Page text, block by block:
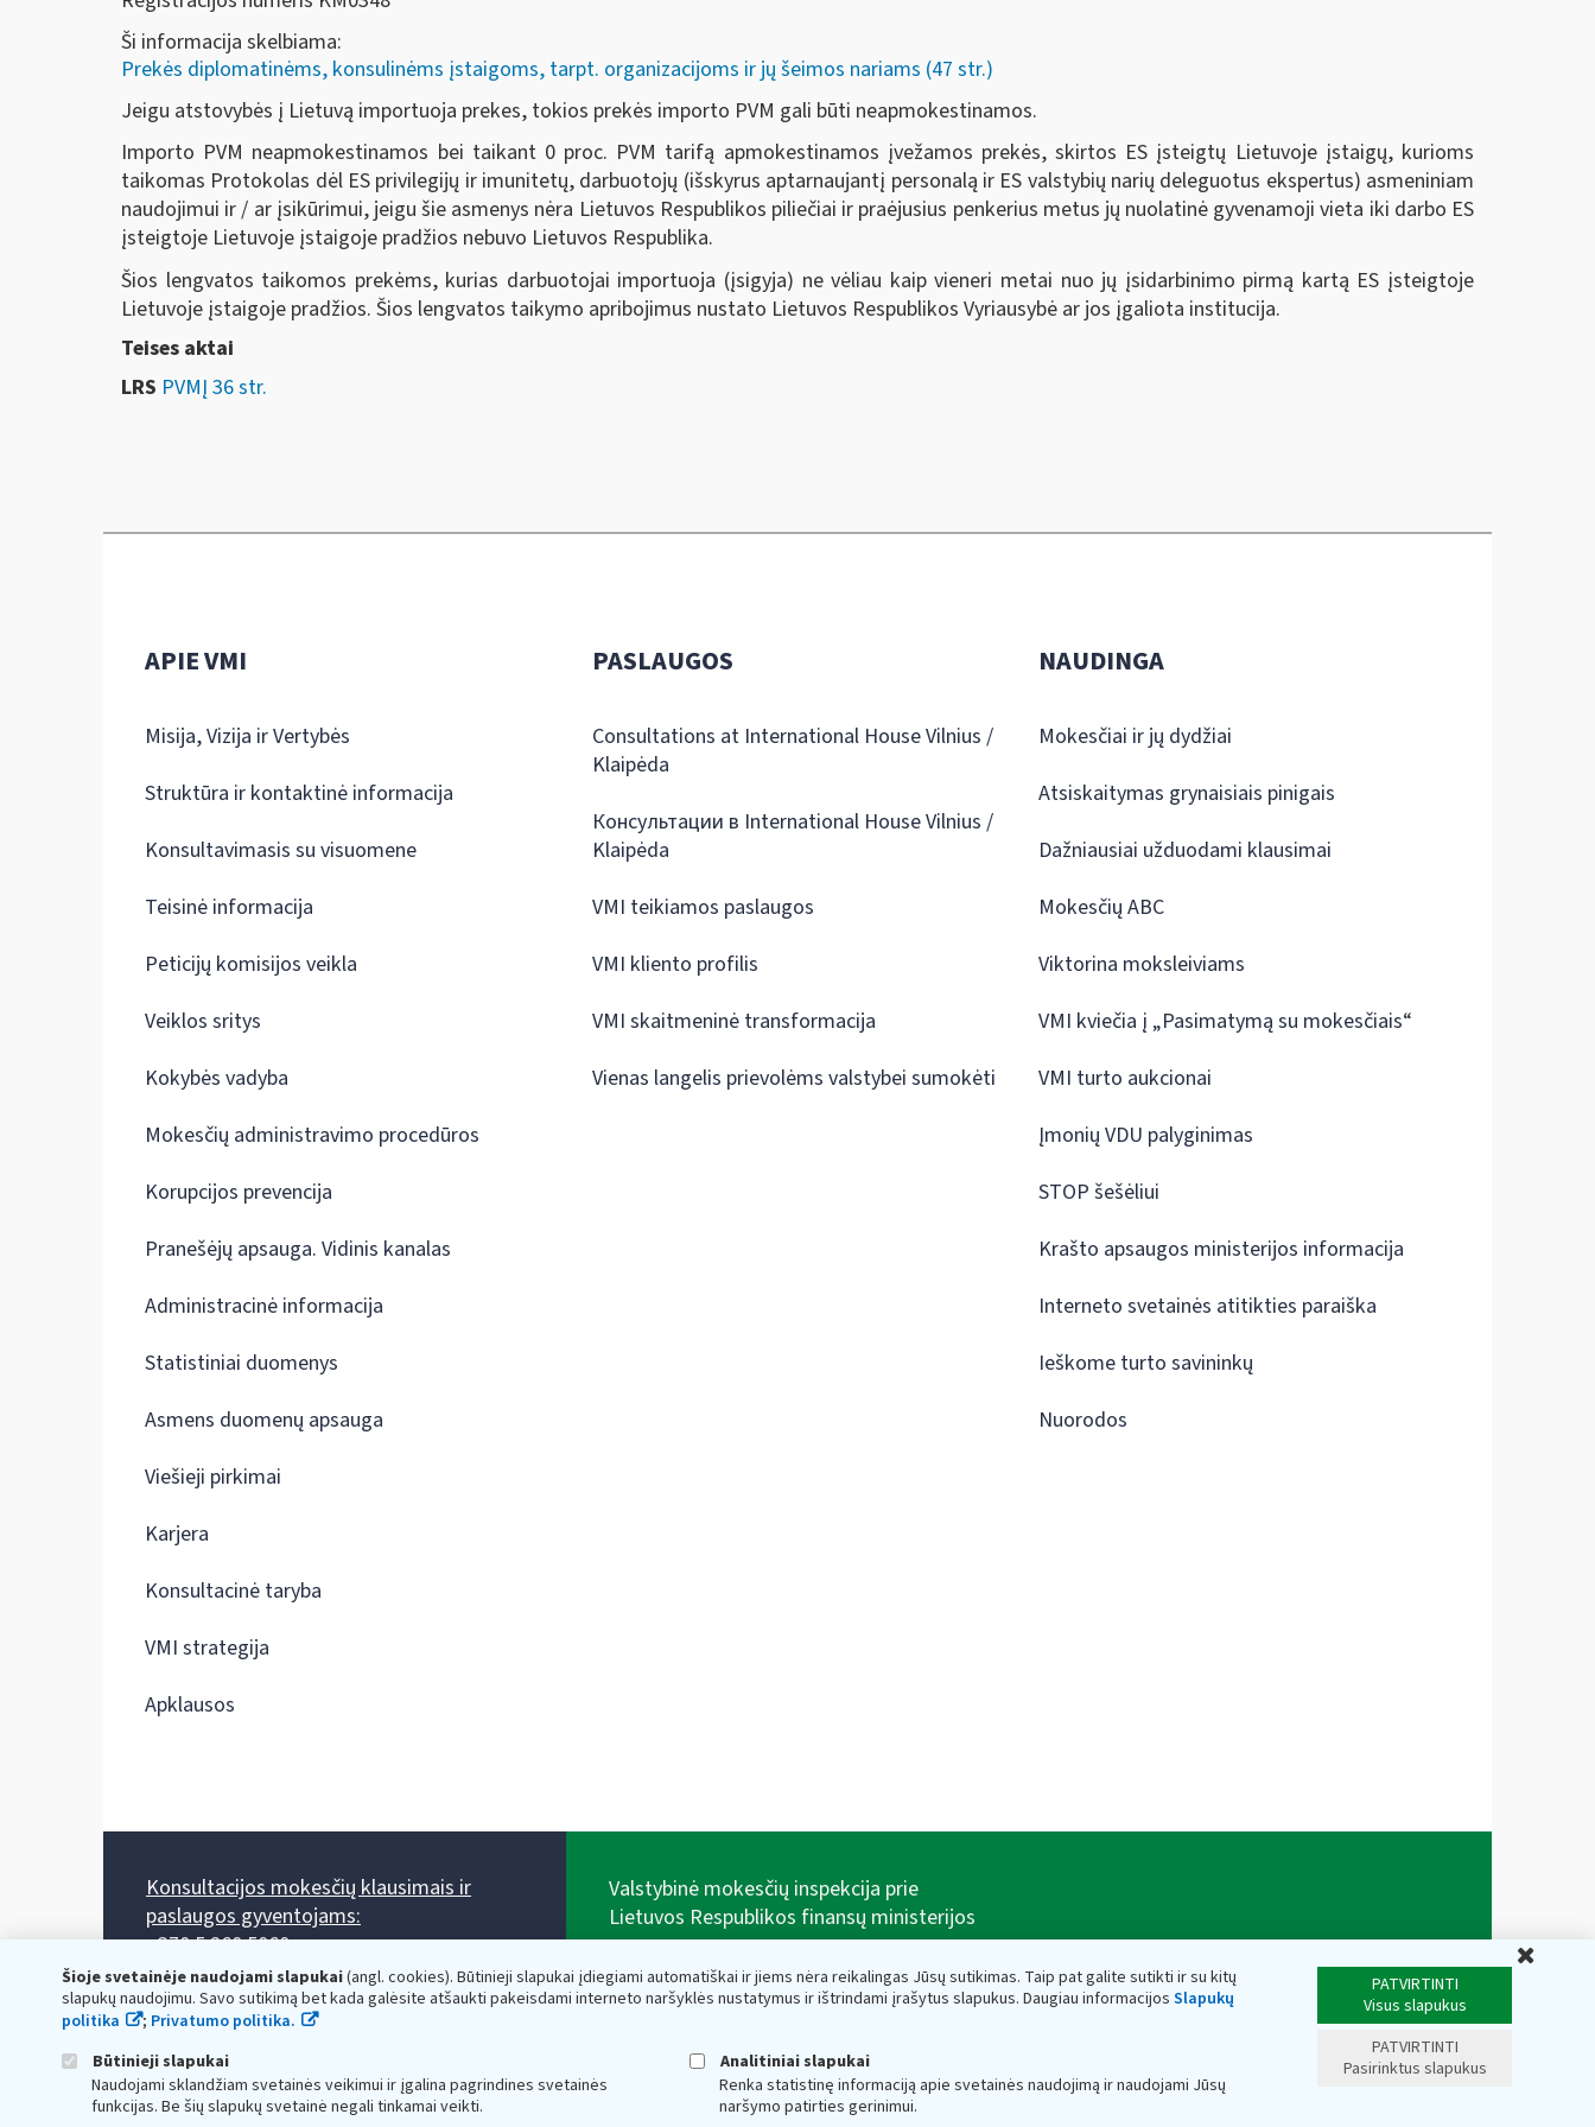
Ši informacija skelbiama:
Prekės diplomatinėms, konsulinėms įstaigoms, tarpt. organizacijoms ir jų šeimos nariams (47 str.)
Jeigu atstovybės į Lietuvą importuoja prekes, tokios prekės importo PVM gali būti neapmokestinamos.
Importo PVM neapmokestinamos bei taikant 0 proc. PVM tarifą apmokestinamos įvežamos prekės, skirtos ES įsteigtų Lietuvoje įstaigų, kurioms
taikomas Protokolas dėl ES privilegijų ir imunitetų, darbuotojų (išskyrus aptarnaujantį personalą ir ES valstybių narių deleguotus ekspertus) asmeniniam
naudojimui ir / ar įsikūrimui, jeigu šie asmenys nėra Lietuvos Respublikos piliečiai ir praėjusius penkerius metus jų nuolatinė gyvenamoji vieta iki darbo ES
įsteigtoje Lietuvoje įstaigoje pradžios nebuvo Lietuvos Respublika.
Šios lengvatos taikomos prekėms, kurias darbuotojai importuoja (įsigyja) ne vėliau kaip vieneri metai nuo jų įsidarbinimo pirmą kartą ES įsteigtoje
Lietuvoje įstaigoje pradžios. Šios lengvatos taikymo apribojimus nustato Lietuvos Respublikos Vyriausybė ar jos įgaliota institucija.
Teises aktai
LRS PVMĮ 36 str.
Šioje svetainėje naudojami slapukai(angl. cookies). Būtinieji slapukai įdiegiami automatiškai ir jiems nėra reikalingas Jūsų sutikimas. Taip pat galite sutikti ir su kitų
slapukų naudojimu. Savo sutikimą bet kada galėsite atšaukti pakeisdami interneto naršyklės nustatymus ir ištrindami įrašytus slapukus. Daugiau informacijos Slapukų
politika
; Privatumo politika.
Būtinieji slapukai
Naudojami sklandžiam svetainės veikimui ir įgalina pagrindines svetainės
funkcijas. Be šių slapukų svetainė negali tinkamai veikti.
Analitiniai slapukai
Renka statistinę informaciją apie svetainės naudojimą ir naudojami Jūsų
naršymo patirties gerinimui.
PATVIRTINTI
Visus slapukus
PATVIRTINTI
Pasirinktus slapukus
APIE VMI
Misija, Vizija ir Vertybės
Struktūra ir kontaktinė informacija
Konsultavimasis su visuomene
Teisinė informacija
Peticijų komisijos veikla
Veiklos sritys
Kokybės vadyba
Mokesčių administravimo procedūros
Korupcijos prevencija
Pranešėjų apsauga. Vidinis kanalas
Administracinė informacija
Statistiniai duomenys
Asmens duomenų apsauga
Viešieji pirkimai
Karjera
Konsultacinė taryba
VMI strategija
Apklausos
PASLAUGOS
Consultations at International House Vilnius /
Klaipėda
Консультации в International House Vilnius /
Klaipėda
VMI teikiamos paslaugos
VMI kliento profilis
VMI skaitmeninė transformacija
Vienas langelis prievolėms valstybei sumokėti
NAUDINGA
Mokesčiai ir jų dydžiai
Atsiskaitymas grynaisiais pinigais
Dažniausiai užduodami klausimai
Mokesčių ABC
Viktorina moksleiviams
VMI kviečia į „Pasimatymą su mokesčiais“
VMI turto aukcionai
Įmonių VDU palyginimas
STOP šešėliui
Krašto apsaugos ministerijos informacija
Interneto svetainės atitikties paraiška
Ieškome turto savininkų
Nuorodos
Konsultacijos mokesčių klausimais ir
paslaugos gyventojams:
+370 5 260 5060
Darbo laikas: I-IV 8.00-17.00, V 8.00-15.45.
Prieššventinę dieną - viena valanda trumpiau.
Kiekvieno mėnesio antrą penktadienį 8.00 val. - 12.00 val.
Valstybinė mokesčių inspekcija prie
Lietuvos Respublikos finansų ministerijos
adresas: Vasario 16-osios g. 14, 01107 Vilnius, Lietuva,
el.paštas:vmi@vmi.lt, E. pristatymo dėžutės adresas
Lietuvos Respublikos finansų ministerijos kaupiami ir
saugomi Juridinių asmenų registre